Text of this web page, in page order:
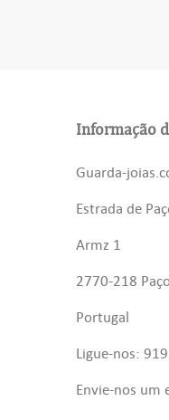
Informação
Guarda-
Estrada de
Armz 1
2770-218
Portugal
Ligue-nos:
Envie-nos um